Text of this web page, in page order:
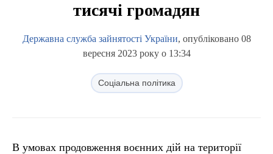
тисячі громадян
Державна служба зайнятості України, опубліковано 08
вересня 2023 року о 13:34
Соціальна політика
В умовах продовження воєнних дій на території